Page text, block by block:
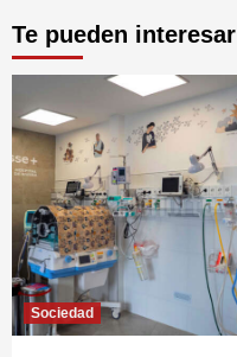
Te pueden interesar
Sociedad